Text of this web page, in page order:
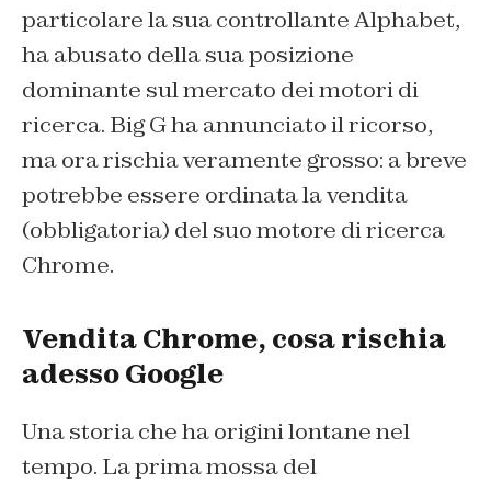
particolare la sua controllante Alphabet,
ha abusato della sua posizione
dominante sul mercato dei motori di
ricerca. Big G ha annunciato il ricorso,
ma ora rischia veramente grosso: a breve
potrebbe essere ordinata la vendita
(obbligatoria) del suo motore di ricerca
Chrome.
Vendita Chrome, cosa rischia
adesso Google
Una storia che ha origini lontane nel
tempo. La prima mossa del